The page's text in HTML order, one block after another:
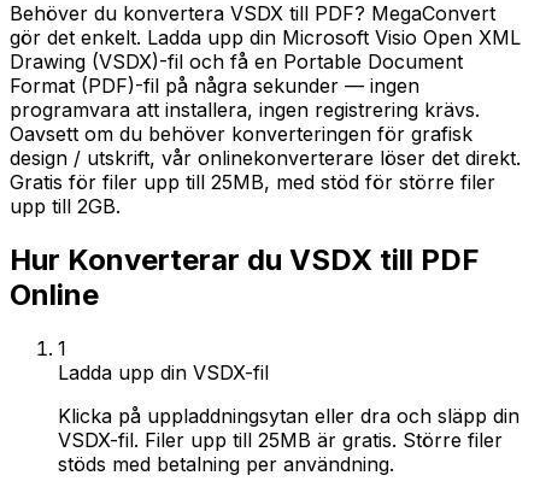
Behöver du konvertera VSDX till PDF? MegaConvert
gör det enkelt. Ladda upp din Microsoft Visio Open XML
Drawing (VSDX)-fil och få en Portable Document
Format (PDF)-fil på några sekunder — ingen
programvara att installera, ingen registrering krävs.
Oavsett om du behöver konverteringen för grafisk
design / utskrift, vår onlinekonverterare löser det direkt.
Gratis för filer upp till 25MB, med stöd för större filer
upp till 2GB.
Hur Konverterar du VSDX till PDF
Online
1
Ladda upp din VSDX-fil
Klicka på uppladdningsytan eller dra och släpp din
VSDX-fil. Filer upp till 25MB är gratis. Större filer
stöds med betalning per användning.